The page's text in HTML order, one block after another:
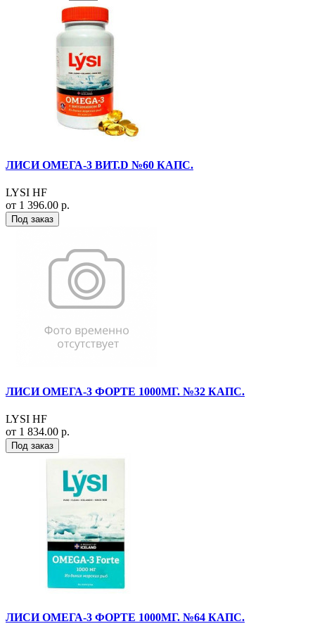
ЛИСИ ОМЕГА-3 ВИТ.D №60 КАПС.
LYSI HF
от 1 396.00 р.
Под заказ
ЛИСИ ОМЕГА-3 ФОРТЕ 1000МГ. №32 КАПС.
LYSI HF
от 1 834.00 р.
Под заказ
ЛИСИ ОМЕГА-3 ФОРТЕ 1000МГ. №64 КАПС.